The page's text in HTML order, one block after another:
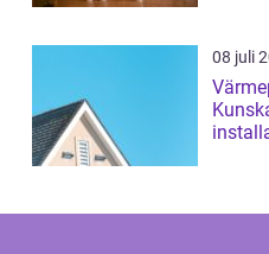
08 juli